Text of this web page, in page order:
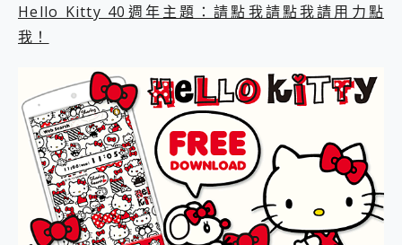
一鍵修復模糊影片、舊照的 AI 好幫手! VideoProc Converter AI 新版全解析 × 年末優惠，一篇全看懂
開箱~變身「蜘蛛人」椅子軍師！MSI MPG 491CQP QD-OLED 超寬曲面電競螢幕，多工辦公、爽度滿滿的終極桌面體驗
iPhone 17 系列 有認證的防護來囉！ imos 首家導入 UL MCV 行銷宣告驗證的手機配件品牌
DJI Osmo Pocket 3 爽爽帶回家 歡慶 EaseUS 21 週年到來，「Slogan 海報徵稿活動」好康大放送
小巧好吸不擋鏡頭 有Qi2認證的 ONPRO MagReact MXs2 5000mAh薄型磁吸無線急速行動電源 開箱 評測
會走動的冷暖氣 SONY REON POCKET PRO 穿戴式智慧冷暖調溫裝置 開箱 評測
寶可夢飛人外掛iToolab AnyGo全新升級，GO Fest 五折優惠嗨翻天！支援 iOS/Android！
百倍變焦實測~ vivo X200 Pro 與 S25 Ultra 誰能滿足全場景拍攝需求？
超好用的 PLAUD NotePin AI 智慧錄音膠囊~ 您的AI 秘書已上線 每月免費送你 300分鐘轉寫
COMPUTEX 2025 來囉！AGI亞奇雷 AI・Gaming・創作儲存方案登場，趕快來AGI亞奇雷挑戰任務抽 PS5！
Hello Kitty 40週年主題：請點我請點我請用力點
我！